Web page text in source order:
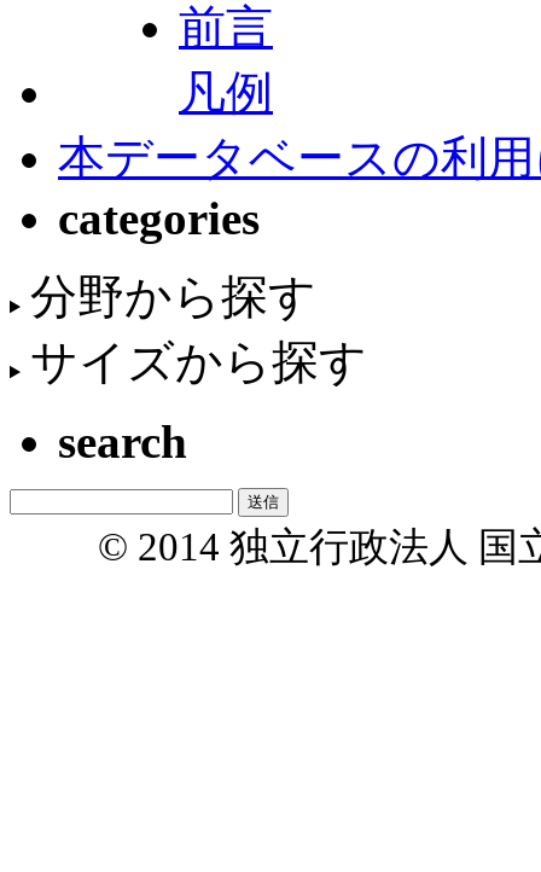
前言
凡例
本データベースの利
categories
分野から探す
サイズから探す
search
© 2014 独立行政法人 国